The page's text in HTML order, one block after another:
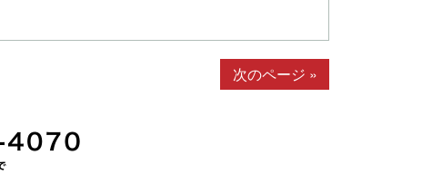
次のページ »